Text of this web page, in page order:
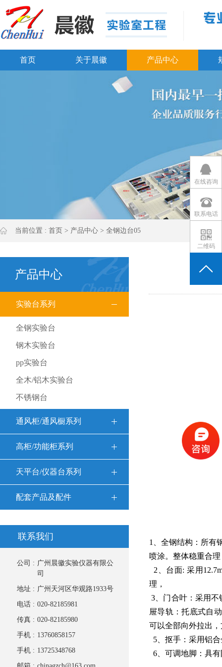
首页 关于晨徽 产品中心
当前位置 : 首页 > 产品中心 > 全钢边台05
产品中心
实验台系列
全钢实验台
钢木实验台
pp实验台
全木/铝木实验台
不锈钢台
通风柜/通风橱系列
高柜/功能柜系列
天平台/仪器台系列
配套产品及配件
联系我们
公司 : 广州晨徽实验仪器有限公
司
地址 : 广州天河区华观路1933号
电话 : 020-82185981
传真 : 020-82185980
手机 : 13760858157
手机 : 13725348768
1、全钢结构：所有
喷涂。整
2、台面: 采用
3、门合叶：
屉导轨：托底式自
可以全部向外拉出
5、抠手：采用
6、可调地脚：具
在线咨询
联系电话
二维码